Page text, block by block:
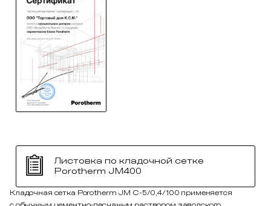
Листовка по кладочной сетке
Porotherm JM400
Кладочная сетка Porotherm JM C-5/0,4/100 применяется